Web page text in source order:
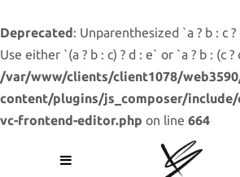
Deprecated: Unparenthesized `a ? b : c
Use either `(a ? b : c) ? d : e` or `a ? b : (c ?
/var/www/clients/client1078/
content/plugins/js_composer/
vc-frontend-editor.php on line 664